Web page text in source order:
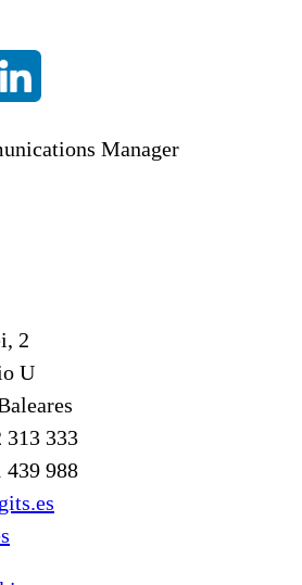
Manager
2
U
313 333
439 988